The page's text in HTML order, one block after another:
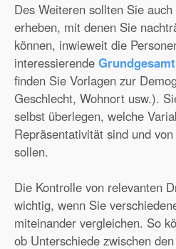
Des Weiteren sollten Sie
erheben, mit denen Sie
können, inwieweit die
interessierende
finden Sie Vorlagen zur
Geschlecht, Wohnort usw.).
selbst überlegen, welche
Repräsentativität sind und
sollen.
Die Kontrolle von relevanten
wichtig, wenn Sie
miteinander vergleichen. So
ob Unterschiede zwischen